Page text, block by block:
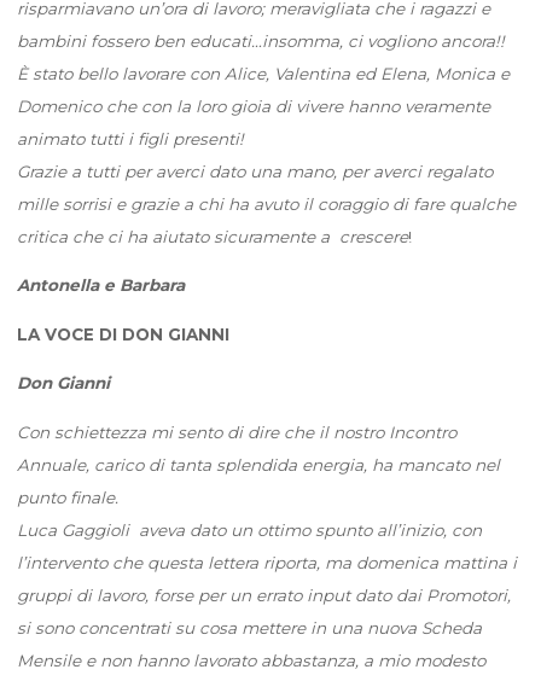
risparmiavano un’ora di lavoro; meravigliata che i ragazzi e
bambini fossero ben educati…insomma, ci vogliono ancora!!
È stato bello lavorare con Alice, Valentina ed Elena, Monica e
Domenico che con la loro gioia di vivere hanno veramente
animato tutti i figli presenti!
Grazie a tutti per averci dato una mano, per averci regalato
mille sorrisi e grazie a chi ha avuto il coraggio di fare qualche
critica che ci ha aiutato sicuramente a crescere!
Antonella e Barbara
LA VOCE DI DON GIANNI
Don Gianni
Con schiettezza mi sento di dire che il nostro Incontro
Annuale, carico di tanta splendida energia, ha mancato nel
punto finale.
Luca Gaggioli aveva dato un ottimo spunto all’inizio, con
l’intervento che questa lettera riporta, ma domenica mattina i
gruppi di lavoro, forse per un errato input dato dai Promotori,
si sono concentrati su cosa mettere in una nuova Scheda
Mensile e non hanno lavorato abbastanza, a mio modesto